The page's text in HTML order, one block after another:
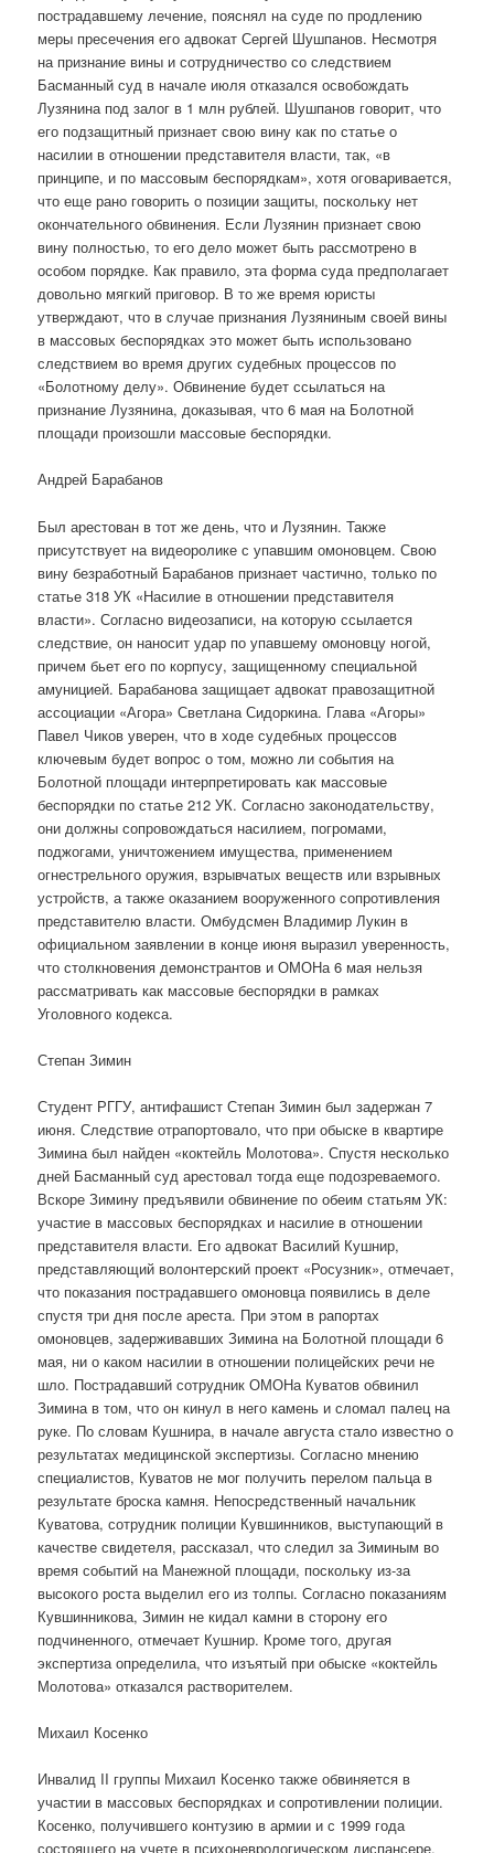
пострадавшему лечение, пояснял на суде по продлению
меры пресечения его адвокат Сергей Шушпанов. Несмотря
на признание вины и сотрудничество со следствием
Басманный суд в начале июля отказался освобождать
Лузянина под залог в 1 млн рублей. Шушпанов говорит, что
его подзащитный признает свою вину как по статье о
насилии в отношении представителя власти, так, «в
принципе, и по массовым беспорядкам», хотя оговаривается,
что еще рано говорить о позиции защиты, поскольку нет
окончательного обвинения. Если Лузянин признает свою
вину полностью, то его дело может быть рассмотрено в
особом порядке. Как правило, эта форма суда предполагает
довольно мягкий приговор. В то же время юристы
утверждают, что в случае признания Лузяниным своей вины
в массовых беспорядках это может быть использовано
следствием во время других судебных процессов по
«Болотному делу». Обвинение будет ссылаться на
признание Лузянина, доказывая, что 6 мая на Болотной
площади произошли массовые беспорядки.
Андрей Барабанов
Был арестован в тот же день, что и Лузянин. Также
присутствует на видеоролике с упавшим омоновцем. Свою
вину безработный Барабанов признает частично, только по
статье 318 УК «Насилие в отношении представителя
власти». Согласно видеозаписи, на которую ссылается
следствие, он наносит удар по упавшему омоновцу ногой,
причем бьет его по корпусу, защищенному специальной
амуницией. Барабанова защищает адвокат правозащитной
ассоциации «Агора» Светлана Сидоркина. Глава «Агоры»
Павел Чиков уверен, что в ходе судебных процессов
ключевым будет вопрос о том, можно ли события на
Болотной площади интерпретировать как массовые
беспорядки по статье 212 УК. Согласно законодательству,
они должны сопровождаться насилием, погромами,
поджогами, уничтожением имущества, применением
огнестрельного оружия, взрывчатых веществ или взрывных
устройств, а также оказанием вооруженного сопротивления
представителю власти. Омбудсмен Владимир Лукин в
официальном заявлении в конце июня выразил уверенность,
что столкновения демонстрантов и ОМОНа 6 мая нельзя
рассматривать как массовые беспорядки в рамках
Уголовного кодекса.
Степан Зимин
Студент РГГУ, антифашист Степан Зимин был задержан 7
июня. Следствие отрапортовало, что при обыске в квартире
Зимина был найден «коктейль Молотова». Спустя несколько
дней Басманный суд арестовал тогда еще подозреваемого.
Вскоре Зимину предъявили обвинение по обеим статьям УК:
участие в массовых беспорядках и насилие в отношении
представителя власти. Его адвокат Василий Кушнир,
представляющий волонтерский проект «Росузник», отмечает,
что показания пострадавшего омоновца появились в деле
спустя три дня после ареста. При этом в рапортах
омоновцев, задерживавших Зимина на Болотной площади 6
мая, ни о каком насилии в отношении полицейских речи не
шло. Пострадавший сотрудник ОМОНа Куватов обвинил
Зимина в том, что он кинул в него камень и сломал палец на
руке. По словам Кушнира, в начале августа стало известно о
результатах медицинской экспертизы. Согласно мнению
специалистов, Куватов не мог получить перелом пальца в
результате броска камня. Непосредственный начальник
Куватова, сотрудник полиции Кувшинников, выступающий в
качестве свидетеля, рассказал, что следил за Зиминым во
время событий на Манежной площади, поскольку из-за
высокого роста выделил его из толпы. Согласно показаниям
Кувшинникова, Зимин не кидал камни в сторону его
подчиненного, отмечает Кушнир. Кроме того, другая
экспертиза определила, что изъятый при обыске «коктейль
Молотова» отказался растворителем.
Михаил Косенко
Инвалид II группы Михаил Косенко также обвиняется в
участии в массовых беспорядках и сопротивлении полиции.
Косенко, получившего контузию в армии и с 1999 года
состоящего на учете в психоневрологическом диспансере,